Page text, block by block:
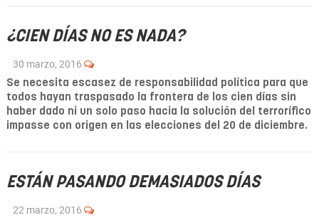
¿CIEN DÍAS NO ES NADA?
30 marzo, 2016
Se necesita escasez de responsabilidad política para que
todos hayan traspasado la frontera de los cien días sin
haber dado ni un solo paso hacia la solución del terrorífico
impasse con origen en las elecciones del 20 de diciembre.
ESTÁN PASANDO DEMASIADOS DÍAS
22 marzo, 2016